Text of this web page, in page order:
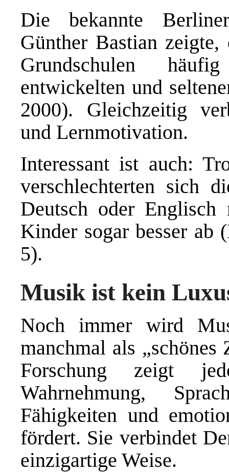
Die bekannte
Günther Bastian
Grundschulen
entwickelten und
2000). Gleichzeitig
und Lernmotivation.
Interessant ist auch:
verschlechterten sich
Deutsch oder
Kinder sogar besser ab
5).
Musik ist kein
Noch immer wird
manchmal als „schönes
Forschung zeigt
Wahrnehmung,
Fähigkeiten und
fördert. Sie verbindet
einzigartige Weise.